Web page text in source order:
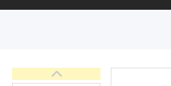
Документи